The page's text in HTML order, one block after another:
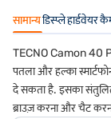
सामान्यडिस्प्लेहार्डवेयर
TECNO Camon 40
पतला और हल्का
दे सकता है. इसका
ब्राउज़ करना और चैट